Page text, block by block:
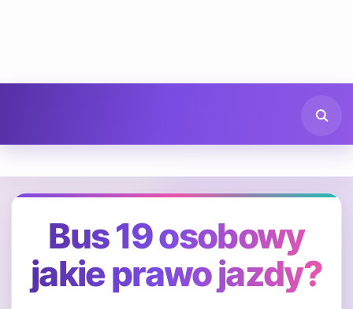
Bus 19 osobowy
jakie prawo jazdy?